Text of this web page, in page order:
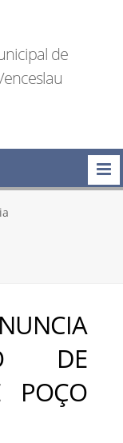
de
DE
POÇO